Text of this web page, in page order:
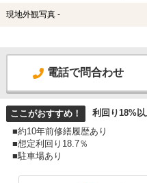
現地外観写真 -
電話で問合わせ
ここがおすすめ！
利回り18%
■約10年前修繕履歴あり
■想定利回り18.7％
■駐車場あり